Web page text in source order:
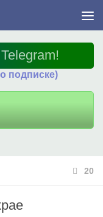
Telegram!
подписке)
20